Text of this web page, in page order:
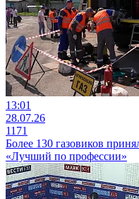
13:01
28.07.26
1171
Более 130 газовиков
«Лучший по профессии»